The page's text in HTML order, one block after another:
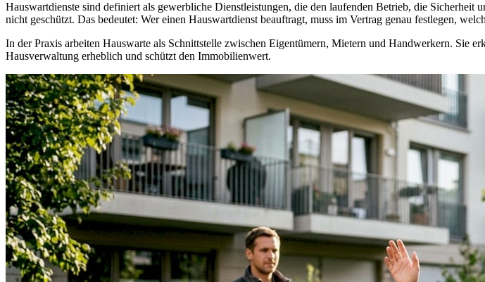
Hauswartdienste sind definiert als gewerbliche Dienstleistungen, die den laufenden Betrieb, die
nicht geschützt. Das bedeutet: Wer einen Hauswartdienst beauftragt, muss im Vertrag genau festlegen,
In der Praxis arbeiten Hauswarte als Schnittstelle zwischen Eigentümern, Mietern und Handwerkern. Sie
Hausverwaltung erheblich und schützt den Immobilienwert.